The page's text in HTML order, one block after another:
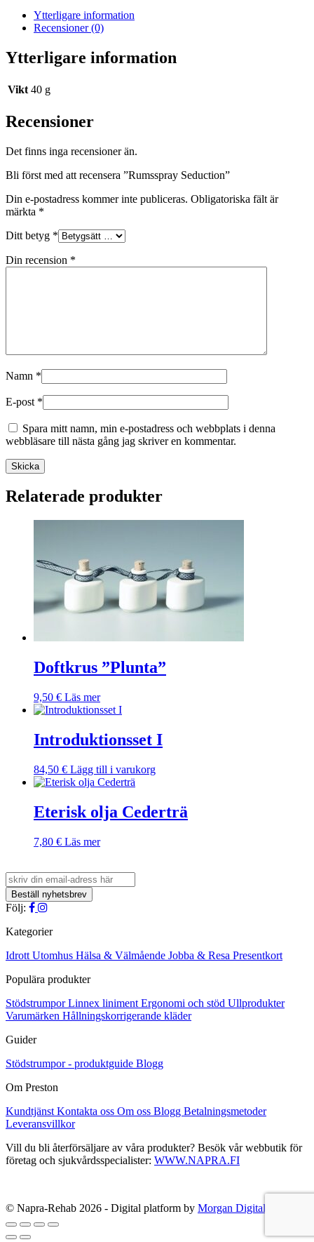
Ytterligare information
Recensioner (0)
Ytterligare information
Vikt 40 g
Recensioner
Det finns inga recensioner än.
Bli först med att recensera ”Rumsspray Seduction”
Din e-postadress kommer inte publiceras. Obligatoriska fält är
märkta *
Ditt betyg *
Din recension *
Namn *
E-post *
Spara mitt namn, min e-postadress och webbplats i denna
webbläsare till nästa gång jag skriver en kommentar.
Skicka
Relaterade produkter
Doftkrus ”Plunta”
9,50 € Läs mer
Introduktionsset I
84,50 € Lägg till i varukorg
Eterisk olja Cederträ
7,80 € Läs mer
Följ:
Kategorier
Idrott Utomhus Hälsa & Välmående Jobba & Resa Presentkort
Populära produkter
StödstrumporLinnex liniment Ergonomi och stöd Ullprodukter
Varumärken Hållningskorrigerande kläder
Guider
Stödstrumpor - produktguide Blogg
Om Preston
Kundtjänst Kontakta oss Om oss Blogg Betalningsmetoder
Leveransvillkor
Vill du bli återförsäljare av våra produkter? Besök vår webbutik för
företag och sjukvårdsspecialister: WWW.NAPRA.FI
© Napra-Rehab 2026 - Digital platform by Morgan Digital Oy